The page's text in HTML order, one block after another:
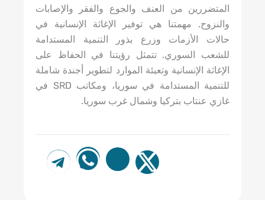
المتضررين من العنف والجوع والفقر والإصابات
والنزوح. مهمتنا هي توفير الإغاثة الإنسانية في
حالات الأزمات وزرع بذور التنمية المستدامة
للشعب السوري. تتمثل رؤيتنا في الحفاظ على
الإغاثة الإنسانية وتعبئة الموارد لتطوير أجندة شاملة
للتنمية المستدامة في سوريا، ومكاتب SRD في
غازي عنتاب بتركيا وشمال غرب سوريا.